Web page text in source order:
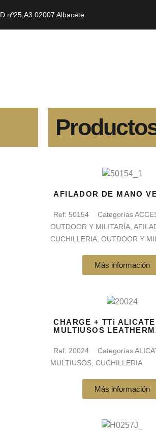
nº25,A3 02007 Albacete
AFILADOR DE MANO
Ref: 50154 Categorías
OUTDOOR Y MILITARÍA,
CUCHILLERIA, OUTDOOR Y
Más información
CHARGE + TTi ALICATE
MULTIUSOS
Ref: 20024 Categorías
MULTIUSOS, CUCHILLERIA
Más información